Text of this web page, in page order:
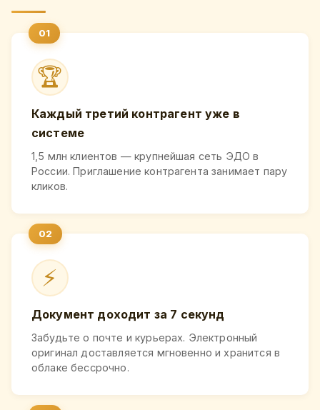
🏆
Каждый третий контрагент уже в
системе
1,5 млн клиентов — крупнейшая сеть ЭДО в
России. Приглашение контрагента занимает пару
кликов.
⚡
Документ доходит за 7 секунд
Забудьте о почте и курьерах. Электронный
оригинал доставляется мгновенно и хранится в
облаке бессрочно.